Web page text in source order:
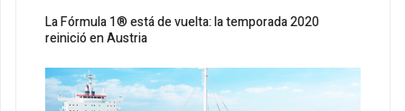
La Fórmula 1® está de vuelta: la temporada 2020
reinició en Austria